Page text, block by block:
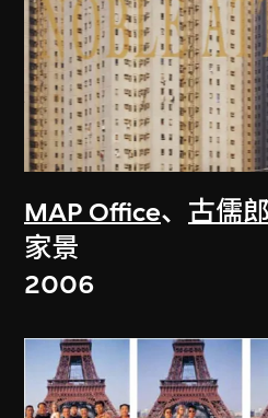
MAP Office、 古儒郎
家景
2006